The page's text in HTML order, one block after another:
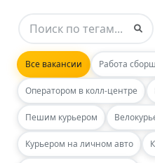
Все вакансии Работа
Оператором в колл-центре
Пешим курьером
Курьером на личном авто